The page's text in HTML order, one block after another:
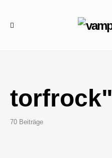
torfrock"
70 Beiträge